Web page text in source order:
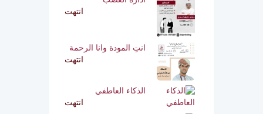
انتهت
انتِ المودة وانا الرحمة
انتهت
الذكاء العاطفي
انتهت